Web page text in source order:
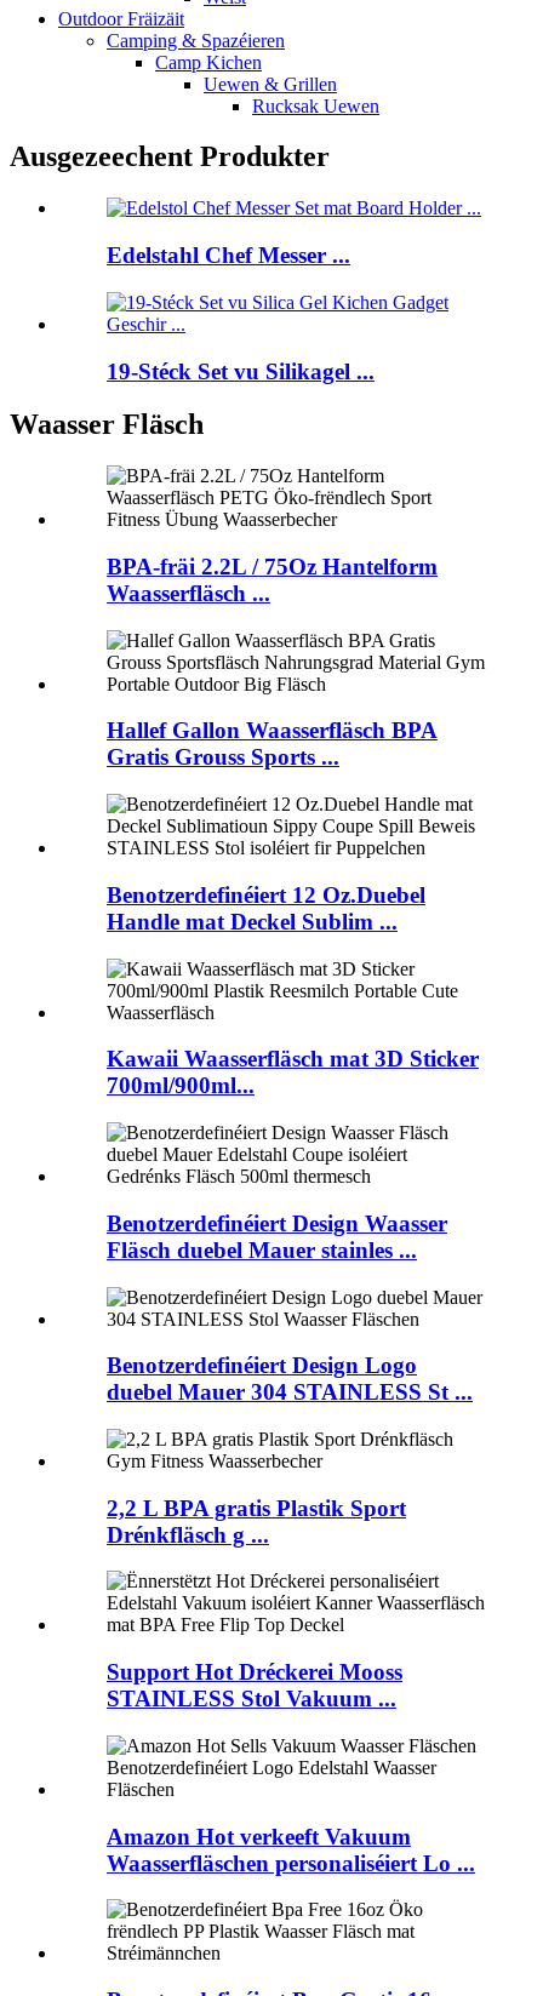
Outdoor Fräizäit
Camping & Spazéieren
Camp Kichen
Uewen & Grillen
Rucksak Uewen
Ausgezeechent Produkter
Edelstahl Chef Messer ...
19-Stéck Set vu Silikagel ...
Waasser Fläsch
BPA-fräi 2.2L / 75Oz Hantelform
Waasserfläsch ...
Hallef Gallon Waasserfläsch BPA
Gratis Grouss Sports ...
Benotzerdefinéiert 12 Oz.Duebel
Handle mat Deckel Sublim ...
Kawaii Waasserfläsch mat 3D Sticker
700ml/900ml...
Benotzerdefinéiert Design Waasser
Fläsch duebel Mauer stainles ...
Benotzerdefinéiert Design Logo
duebel Mauer 304 STAINLESS St ...
2,2 L BPA gratis Plastik Sport
Drénkfläsch g ...
Support Hot Dréckerei Mooss
STAINLESS Stol Vakuum ...
Amazon Hot verkeeft Vakuum
Waasserfläschen personaliséiert Lo ...